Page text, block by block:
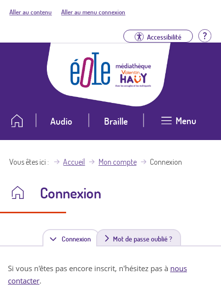
Aller au contenu Aller au menu connexion
Accessibilité
Audio Braille Menu
Vous êtes ici Accueil Mon compte Connexion
Connexion
Connexion(
n
Mot de passe oublié ?
Si vous n'êtes pas encore inscrit, n'hésitez pas à nous
contacter.